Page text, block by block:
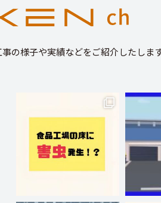
の様子や実績などをご紹介したしま